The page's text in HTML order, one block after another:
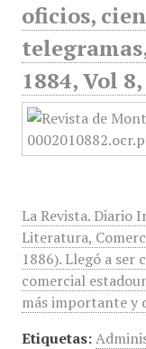
oficios,
1884, Vol
La Revista. Diario
Literatura,
1886). Llegó a
comercial
más importante y
Etiquetas: